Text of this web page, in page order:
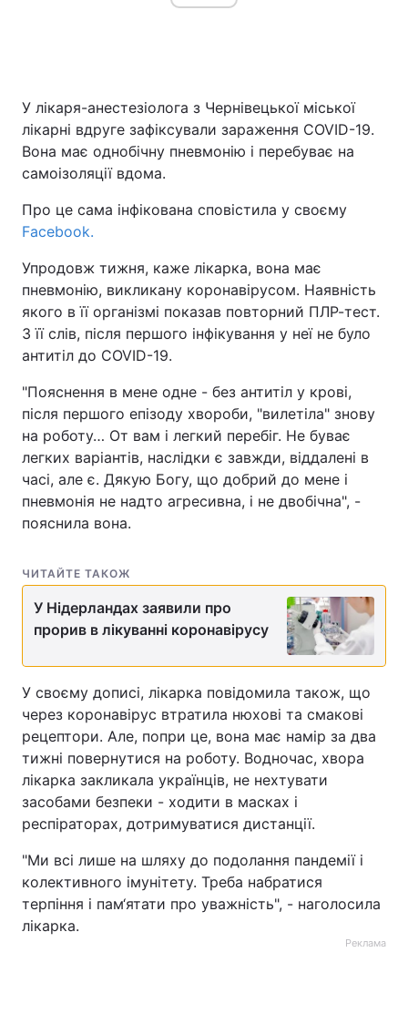
У лікаря-анестезіолога з Чернівецької міської
лікарні вдруге зафіксували зараження COVID-19.
Вона має однобічну пневмонію і перебуває на
самоізоляції вдома.
Про це сама інфікована сповістила у своєму
Facebook.
Упродовж тижня, каже лікарка, вона має
пневмонію, викликану коронавірусом. Наявність
якого в її організмі показав повторний ПЛР-тест.
З її слів, після першого інфікування у неї не було
антитіл до COVID-19.
"Пояснення в мене одне - без антитіл у крові,
після першого епізоду хвороби, "вилетіла" знову
на роботу… От вам і легкий перебіг. Не буває
легких варіантів, наслідки є завжди, віддалені в
часі, але є. Дякую Богу, що добрий до мене і
пневмонія не надто агресивна, і не двобічна", -
пояснила вона.
ЧИТАЙТЕ ТАКОЖ
У Нідерландах заявили про
прорив в лікуванні коронавірусу
У своєму дописі, лікарка повідомила також, що
через коронавірус втратила нюхові та смакові
рецептори. Але, попри це, вона має намір за два
тижні повернутися на роботу. Водночас, хвора
лікарка закликала українців, не нехтувати
засобами безпеки - ходити в масках і
респіраторах, дотримуватися дистанції.
"Ми всі лише на шляху до подолання пандемії і
колективного імунітету. Треба набратися
терпіння і пам‘ятати про уважність", - наголосила
лікарка.
Реклама